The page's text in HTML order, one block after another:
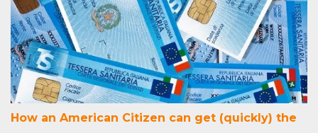
How an American Citizen can get (quickly) the